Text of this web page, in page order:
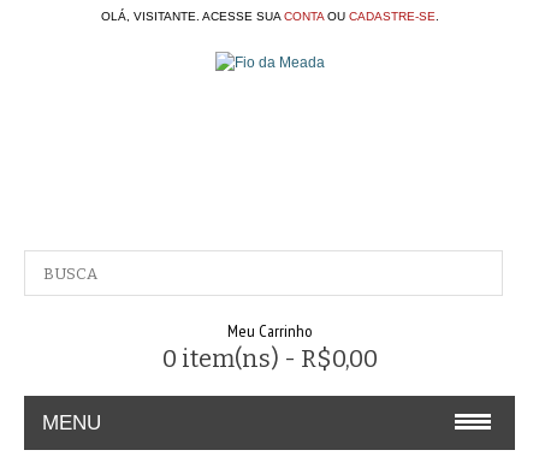
OLÁ, VISITANTE. ACESSE SUA CONTAOU CADASTRE-SE
Meu Carrinho
0 item(ns) - R$0,00
MENU